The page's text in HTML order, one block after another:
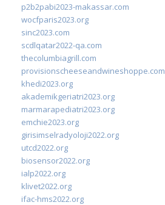
p2b2pabi2023-makassar.com
wocfparis2023.org
sinc2023.com
scdlqatar2022-qa.com
thecolumbiagrill.com
provisionscheeseandwineshoppe.com
khedi2023.org
akademikgeriatri2023.org
marmarapediatri2023.org
emchie2023.org
girisimselradyoloji2022.org
utcd2022.org
biosensor2022.org
ialp2022.org
klivet2022.org
ifac-hms2022.org